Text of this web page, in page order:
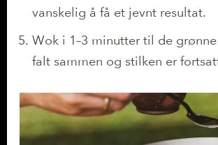
vanskelig å få et jevnt resultat.
Wok i 1–3 minutter til de
falt sammen og stilken er